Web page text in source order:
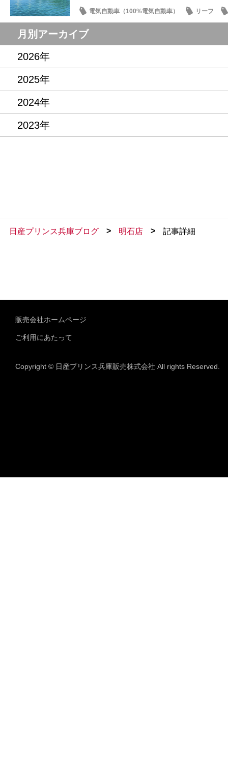
電気自動車（100%電気自動車）
リーフ
話題の情報
月別アーカイブ
2026年
2025年
2024年
2023年
日産プリンス兵庫ブログ > 明石店 > 記事詳細
販売会社ホームページ
ご利用にあたって
Copyright © 日産プリンス兵庫販売株式会社 All rights Reserved.